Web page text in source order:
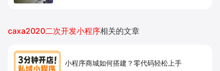
caxa2020二次开发小程序相关的文章
小程序商城如何搭建？零代码轻松上手